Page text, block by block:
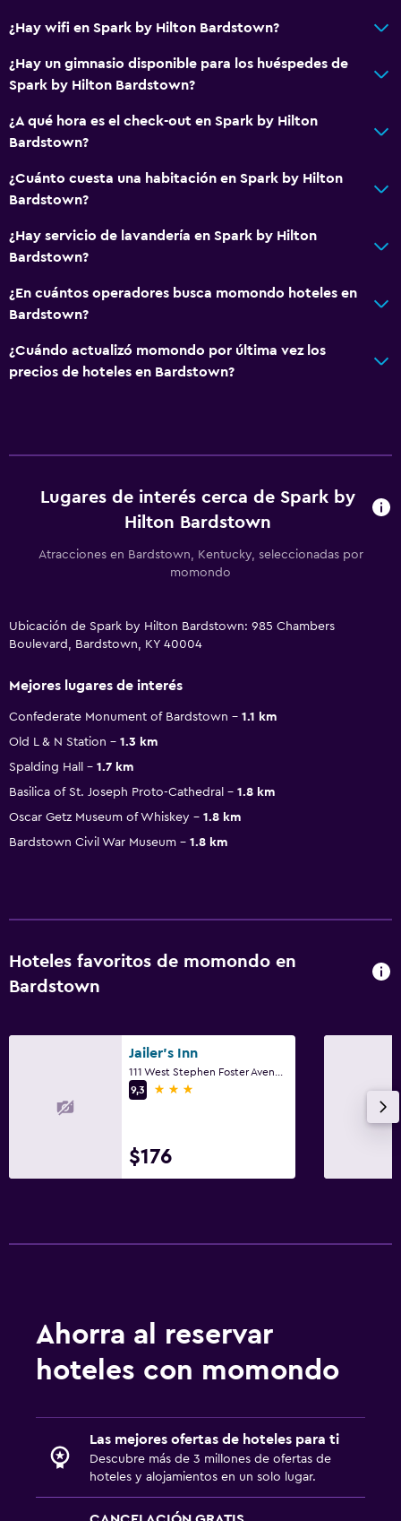
¿Hay wifi en Spark by Hilton Bardstown?
¿Hay un gimnasio disponible para los huéspedes de
Spark by Hilton Bardstown?
¿A qué hora es el check-out en Spark by Hilton
Bardstown?
¿Cuánto cuesta una habitación en Spark by Hilton
Bardstown?
¿Hay servicio de lavandería en Spark by Hilton
Bardstown?
¿En cuántos operadores busca momondo hoteles en
Bardstown?
¿Cuándo actualizó momondo por última vez los
precios de hoteles en Bardstown?
Lugares de interés cerca de Spark by
Hilton Bardstown
Atracciones en Bardstown, Kentucky, seleccionadas por
momondo
Ubicación de Spark by Hilton Bardstown: 985 Chambers
Boulevard, Bardstown, KY 40004
Mejores lugares de interés
Confederate Monument of Bardstown
1.1 km
Old L & N Station
1.3 km
Spalding Hall
1.7 km
Basilica of St. Joseph Proto-Cathedral
1.8 km
Oscar Getz Museum of Whiskey
1.8 km
Bardstown Civil War Museum
1.8 km
Hoteles favoritos de momondo en
Bardstown
Jailer's Inn
9,3
3 estrellas
$176
Ahorra al reservar
hoteles con momondo
Las mejores ofertas de hoteles para ti
Descubre más de 3 millones de ofertas de
hoteles y alojamientos en un solo lugar.